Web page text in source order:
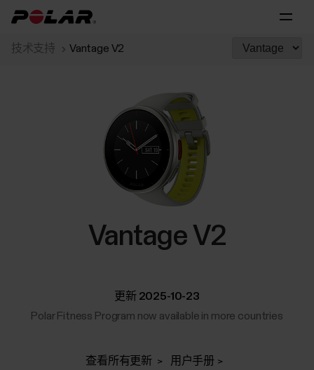
技术支持 Vantage V2
Vantage V2
更新 2025-10-23
Polar Fitness Program now available in more countries
查看所有更新 用户手册